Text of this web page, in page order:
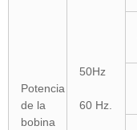
Potencia
de la
bobina
50Hz
60 Hz.